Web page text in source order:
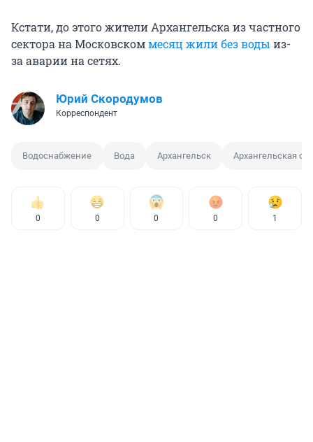
Кстати, до этого жители Архангельска из частного
сектора на Московскоммесяц жили без воды из-
за аварии на сетях.
Юрий Скородумов
Корреспондент
Водоснабжение Вода Архангельск Архангельская
0 0 0 0 1